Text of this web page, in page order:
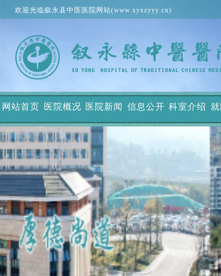
欢迎光临叙永县中医医院网站(www.xyxzyyy.cn)
网站首页 医院概况 医院新闻 信息公开 科室介绍